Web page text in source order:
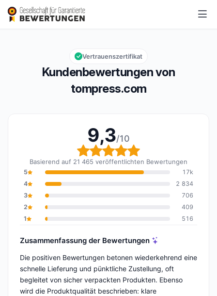
tompress.com
Gesamtbewertung: 9,3 von 10
9,3/10
Kundenbewertungen von
tompress.com
Vertrauenszertifikat
9,3/10
Gesamtbewertung: 9,3
Basierend auf 21 465 veröffentlichten Bewertungen
5
17k
4
2 834
3
706
2
409
1
516
Zusammenfassung der Bewertungen
Die positiven Bewertungen betonen wiederkehrend eine
schnelle Lieferung und pünktliche Zustellung, oft
begleitet von sicher verpackten Produkten. Ebenso
wird die Produktqualität beschrieben: klare